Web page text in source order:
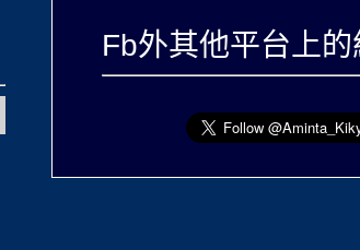
Fb外其他平台上的紀由屋！